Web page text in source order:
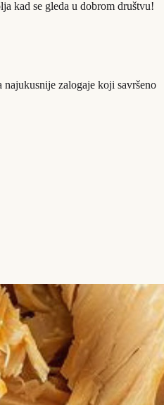
kad se gleda u dobrom društvu!
zalogaje koji savršeno